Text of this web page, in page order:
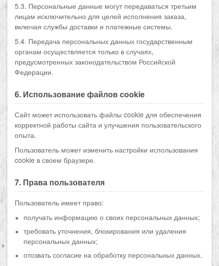
5.3. Персональные данные могут передаваться третьим
лицам исключительно для целей исполнения заказа,
включая службы доставки и платежные системы.
5.4. Передача персональных данных государственным
органам осуществляется только в случаях,
предусмотренных законодательством Российской
Федерации.
6. Использование файлов cookie
Сайт может использовать файлы cookie для обеспечения
корректной работы сайта и улучшения пользовательского
опыта.
Пользователь может изменить настройки использования
cookie в своем браузере.
7. Права пользователя
Пользователь имеет право:
получать информацию о своих персональных данных;
требовать уточнения, блокирования или удаления
персональных данных;
отозвать согласие на обработку персональных данных.